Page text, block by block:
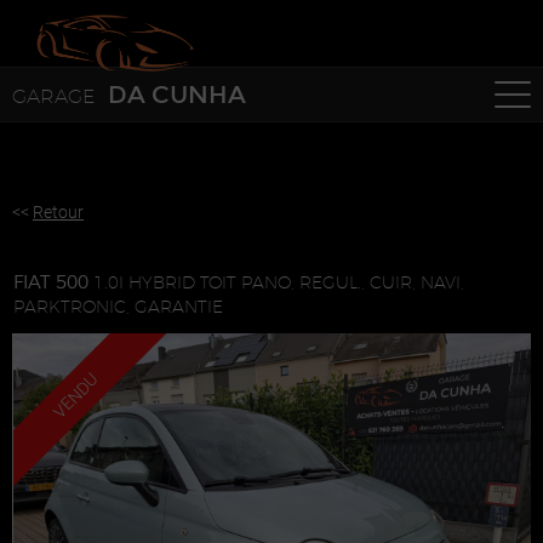
GARAGE DA CUNHA
<< Retour
FIAT 500 1.0I HYBRID TOIT PANO, REGUL., CUIR, NAVI,
PARKTRONIC, GARANTIE
VENDU
Paramètres avancés des cookies